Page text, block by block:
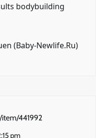
bodybuilding
(Baby-Newlife.Ru)
441992
pm